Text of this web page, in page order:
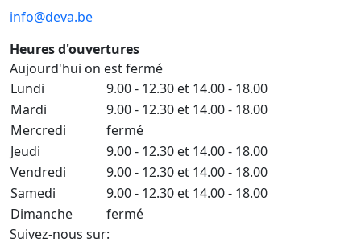
info@deva.be
Heures d'ouvertures
Aujourd'hui on est fermé
Lundi
9.00 - 12.30 et 14.00 - 18.00
Mardi
9.00 - 12.30 et 14.00 - 18.00
Mercredi
fermé
Jeudi
9.00 - 12.30 et 14.00 - 18.00
Vendredi
9.00 - 12.30 et 14.00 - 18.00
Samedi
9.00 - 12.30 et 14.00 - 18.00
Dimanche
fermé
Suivez-nous sur: